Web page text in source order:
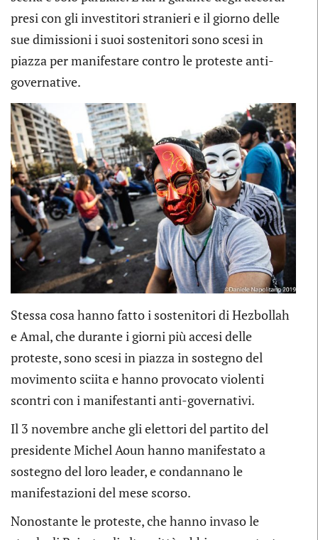
presi con gli investitori stranieri e il giorno delle
sue dimissioni i suoi sostenitori sono scesi in
piazza per manifestare contro le proteste anti-
governative.
Stessa cosa hanno fatto i sostenitori di Hezbollah
e Amal, che durante i giorni più accesi delle
proteste, sono scesi in piazza in sostegno del
movimento sciita e hanno provocato violenti
scontri con i manifestanti anti-governativi.
Il 3 novembre anche gli elettori del partito del
presidente Michel Aoun hanno manifestato a
sostegno del loro leader, e condannano le
manifestazioni del mese scorso.
Nonostante le proteste, che hanno invaso le